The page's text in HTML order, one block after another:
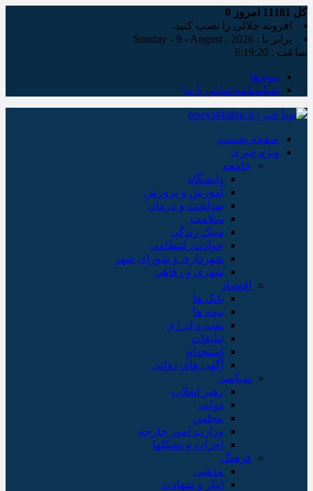
کل امروز 0
افزونه جلالی را نصب کنید.
برابر با : Sunday - 9 - August - 2026
ساعت : 6:19:21
پیوندها
شناسنامه/تماس با ما
صفحه نخست
ویژه خبری
جامعه
دانشگاه
آموزش و پرورش
بهداشت و درمان
سلامت
سبک زندگی
حوادث، انتظامی
شهرداری و شورای شهر
شهری و رفاهی
اقتصاد
بانک ها
بیمه ها
نفت و انرژی
تبلیغات
استخدام
آگهی های دولتی
سیاسی
رهبر انقلاب
دولت
مجلس
وزارت امور خارجه
احزاب و تشکلها
فرهنگ
مذهبی
ایثار و شهادت